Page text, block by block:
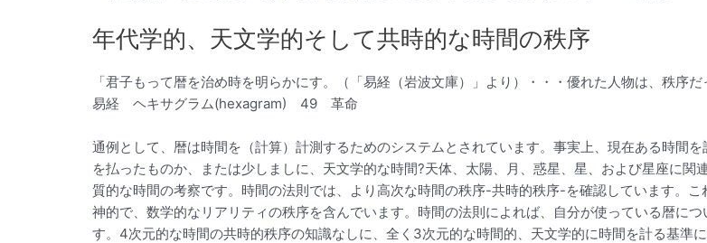
年代学的、天文学的そして共時的な時間の秩序
「君子もって暦を治め時を明らかにす。（「易経（岩波文庫）」より）・・・優れた人物は、秩序
易経 ヘキサグラム(hexagram) 49 革命
通例として、暦は時間を（計算）計測するためのシステムとされています。事実上、現在ある時間
を払ったものか、または少しましに、天文学的な時間?天体、太陽、月、惑星、星、および星座に
質的な時間の考察です。時間の法則では、より高次な時間の秩序-共時的秩序-を確認しています。
神的で、数学的なリアリティの秩序を含んでいます。時間の法則によれば、自分が使っている暦に
す。4次元的な時間の共時的秩序の知識なしに、全く3次元的な時間的、天文学的に時間を計る基準